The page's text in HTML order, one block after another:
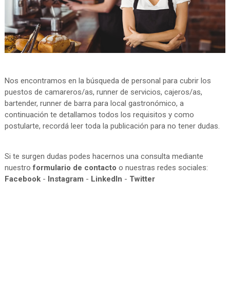
Nos encontramos en la búsqueda de personal para cubrir los
puestos de camareros/as, runner de servicios, cajeros/as,
bartender, runner de barra para local gastronómico, a
continuación te detallamos todos los requisitos y como
postularte, recordá leer toda la publicación para no tener dudas.
Si te surgen dudas podes hacernos una consulta mediante
nuestroformulario de contacto o nuestras redes sociales:
Facebook- Instagram - LinkedIn - Twitter